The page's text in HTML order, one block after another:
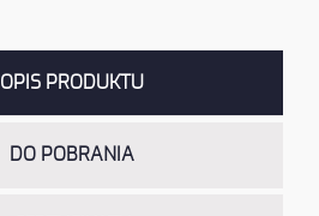
OPIS PRODUKTU
DO POBRANIA